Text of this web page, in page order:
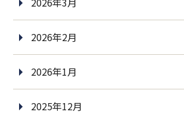
2026年2月
2026年1月
2025年12月